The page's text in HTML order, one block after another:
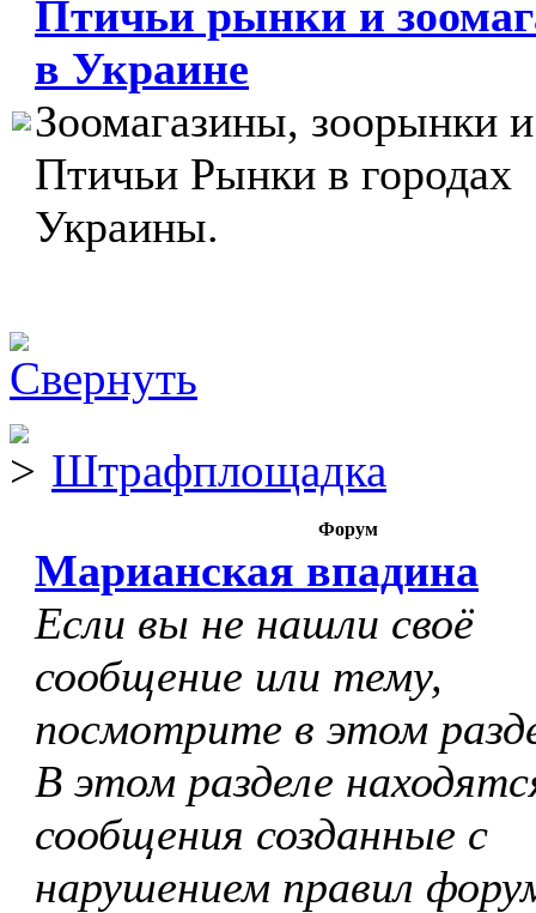
Птичьи рынки и
в Украине
Зоомагазины, зоорынки и
Птичьи Рынки в городах
Украины.
Штрафплощадка
Форум
Марианская впадина
Если вы не нашли своё
сообщение или тему,
посмотрите в этом
В этом разделе
сообщения созданные с
нарушением правил